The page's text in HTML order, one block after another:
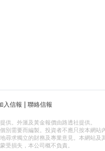
入信報 | 聯絡信報
供。外滙及黃金報價由路透社提供。
別需要而編製。投資者不應只按本網站
尋求獨立的財務及專業意見。本網站及
受損失，本公司概不負責。